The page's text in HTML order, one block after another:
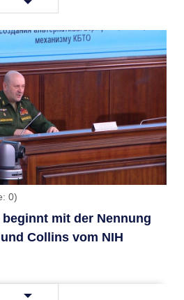
0)
mit der Nennung
Collins vom NIH